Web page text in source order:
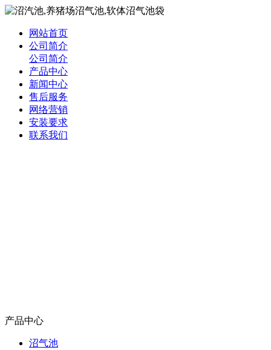
网站首页
公司简介
公司简介
产品中心
新闻中心
售后服务
网络营销
安装要求
联系我们
产品中心
沼气池